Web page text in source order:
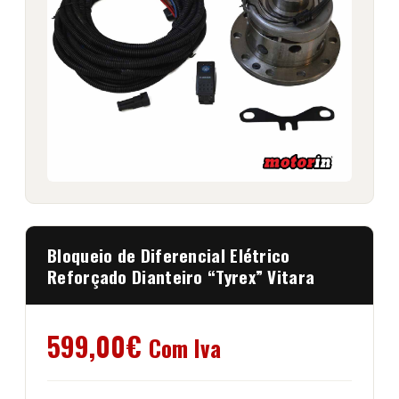
Bloqueio de Diferencial Elétrico
Reforçado Dianteiro “Tyrex” Vitara
599,00€ Com Iva